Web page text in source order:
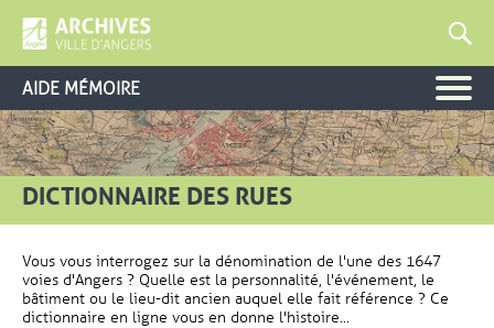
AIDE MÉMOIRE
DICTIONNAIRE DES RUES
Vous vous interrogez sur la dénomination de l'une des 1647
voies d'Angers ? Quelle est la personnalité, l'événement, le
bâtiment ou le lieu-dit ancien auquel elle fait référence ? Ce
dictionnaire en ligne vous en donne l'histoire...